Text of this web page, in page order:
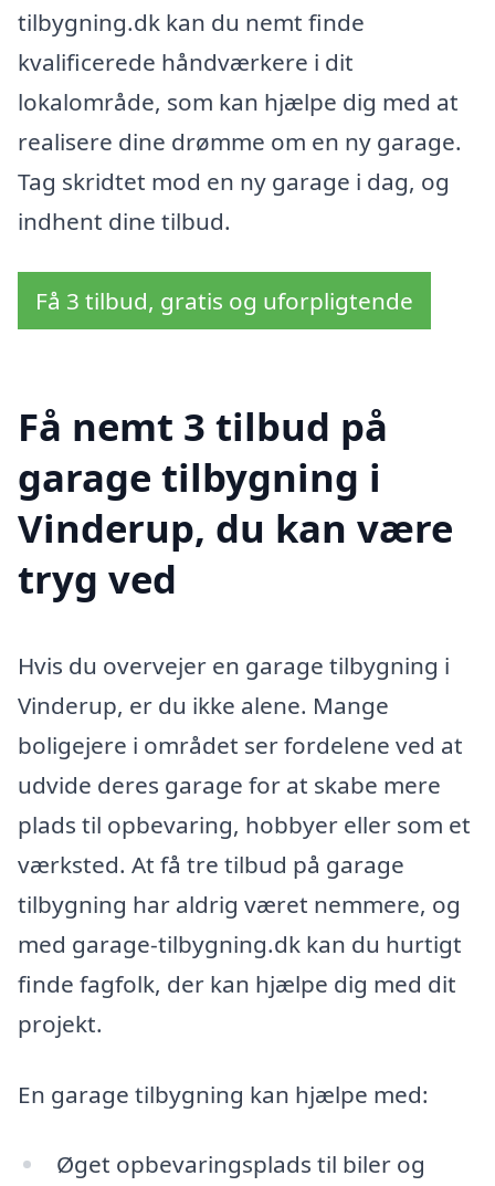
tilbygning.dk kan du nemt finde
kvalificerede håndværkere i dit
lokalområde, som kan hjælpe dig med at
realisere dine drømme om en ny garage.
Tag skridtet mod en ny garage i dag, og
indhent dine tilbud.
Få 3 tilbud, gratis og uforpligtende
Få nemt 3 tilbud på
garage tilbygning i
Vinderup, du kan være
tryg ved
Hvis du overvejer en garage tilbygning i
Vinderup, er du ikke alene. Mange
boligejere i området ser fordelene ved at
udvide deres garage for at skabe mere
plads til opbevaring, hobbyer eller som et
værksted. At få tre tilbud på garage
tilbygning har aldrig været nemmere, og
med garage-tilbygning.dk kan du hurtigt
finde fagfolk, der kan hjælpe dig med dit
projekt.
En garage tilbygning kan hjælpe med:
Øget opbevaringsplads til biler og